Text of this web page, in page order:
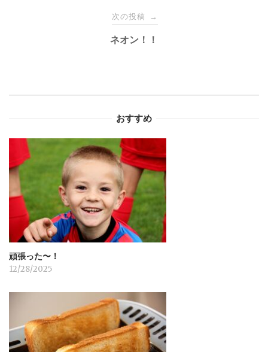
シ
ョ
ン
次の投稿 →
ネオン！！
おすすめ
頑張った〜！
12/28/2025